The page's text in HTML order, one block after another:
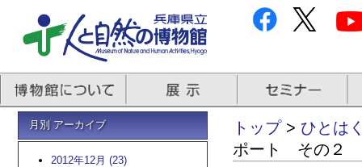
月別 アーカイブ
2012年12月 (23)
トップ> ひとは
ポート その２